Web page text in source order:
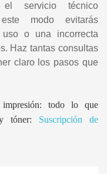
servicio técnico
modo evitarás
o una incorrecta
Haz tantas consultas
claro los pasos que
impresión: todo lo que
tóner: Suscripción de